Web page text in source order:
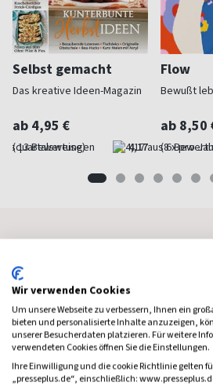
Selbst gemacht
Das kreative Ideen-Magazin
ab 4,95 €
(quartalsweise) 4,17
Flow
Bewußt
ab 8,50
(8 x pro
Wir verwenden Cookies
Um unsere Webseite zu verbessern, Ihnen ein
bieten und personalisierte Inhalte anzuzeigen,
unserer Besucherdaten platzieren. Für weitere
verwendeten Cookies öffnen Sie die Einstellungen.
Ihre Einwilligung und die cookie Richtlinie gelten
„presseplus.de“, einschließlich: